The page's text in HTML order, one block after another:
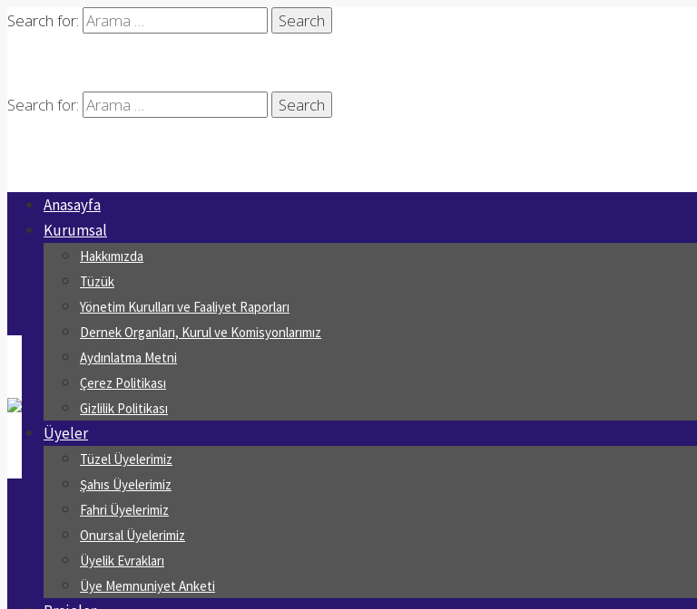
Search for:
Search for:
Anasayfa
Kurumsal
Hakkımızda
Tüzük
Yönetim Kurulları ve Faaliyet Raporları
Dernek Organları, Kurul ve Komisyonlarımız
Aydınlatma Metni
Çerez Politikası
Gizlilik Politikası
Üyeler
Tüzel Üyelerimiz
Şahıs Üyelerimiz
Fahri Üyelerimiz
Onursal Üyelerimiz
Üyelik Evrakları
Üye Memnuniyet Anketi